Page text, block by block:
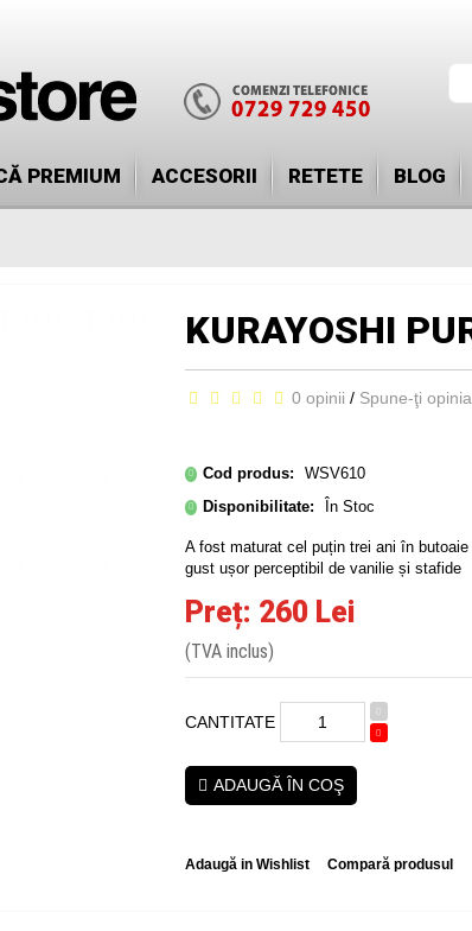
PREMIUM ACCESORII RETETE BLOG
KURAYOSHI
0 opinii / Spune-ţi opinia
Cod produs:
WSV610
Disponibilitate:
În Stoc
A fost maturat cel puțin trei ani în
gust ușor perceptibil de vanilie și stafide
Preț: 260 Lei
(TVA inclus)
CANTITATE
ADAUGĂ ÎN COŞ
Adaugă in Wishlist Compară produsul